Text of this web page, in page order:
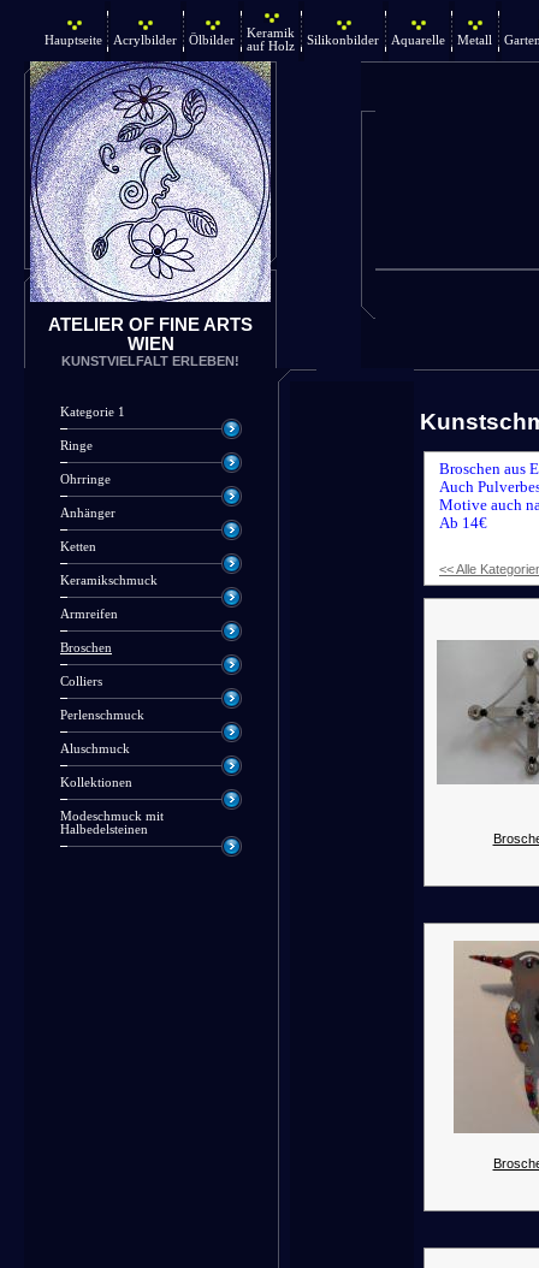
Hauptseite Acrylbilder Ölbilder
Keramik
auf Holz
Silikonbilder Aquarelle Metall
ATELIER OF FINE ARTS
WIEN
KUNSTVIELFALT ERLEBEN!
Kategorie 1
Ringe
Ohrringe
Anhänger
Ketten
Keramikschmuck
Armreifen
Broschen
Colliers
Perlenschmuck
Aluschmuck
Kollektionen
Modeschmuck mit
Halbedelsteinen
Broschen aus
Auch
Motive auch
Ab 14€
<< Alle